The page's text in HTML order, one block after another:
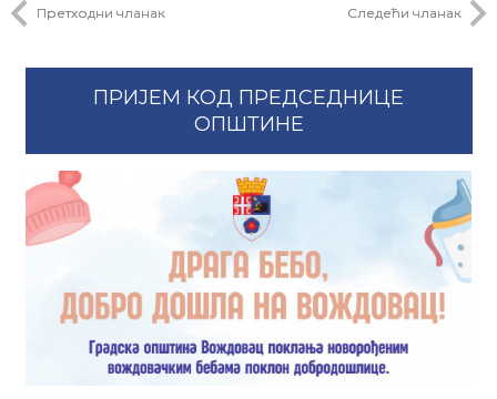
Претходни чланак Следећи чланак
ПРИЈЕМ КОД ПРЕДСЕДНИЦЕ
ОПШТИНЕ